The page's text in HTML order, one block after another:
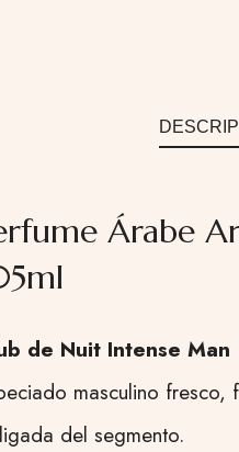
Árabe
de Nuit Intense Man
masculino fresco,
del segmento.